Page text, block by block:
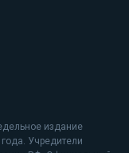
издание
Учредители